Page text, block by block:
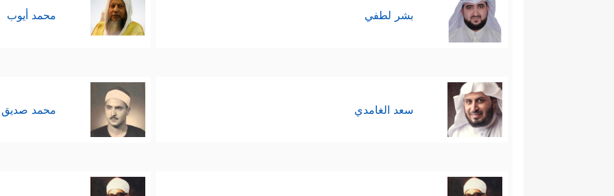
بشر لطفي محمد أيوب
سعد الغامدي محمد صديق